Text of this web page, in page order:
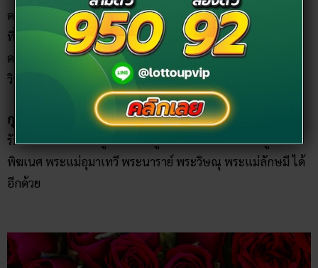
ดอกบัวนั้นเป็นดอกไม้ที่เกี่ยวข้องกับศาสนามาช้านานในตำนาน
ที่เกี่ยวข้องกับศาสนาจะมีดอกบัวเข้าไปเกียวข้องอยู่เสมอ โดย
ดอกบัวหลวงนี้นิยมนำมาบูชาพระพรหม พระลักษมี และพระ
วิษณุ
กุหลาบแดง
: เนื่องจากดอกกุหลายนั้นเป็นสัญลักษณ์ของความ
รัก จึงนิยมใช้ในการบูชาพระตรีมูรติ นอกจากนี้ยังนำมาบูชาพระ
พิฆเนศ พระแม่อุมาเทวี พระนาราย์ พระวิษณุ พระแม่ลักษมี ได้
อีกด้วย